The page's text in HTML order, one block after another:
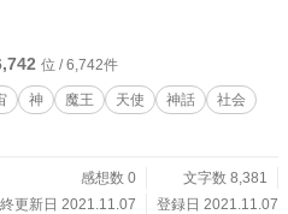
病、戦争など厄災の象徴でもありまし
は神魔の如き技術の力を持ち、厄災も自
ります。 我々は〝責任ある神々〟となっ
．N．ハラリ）とも言われます。 それ
せん。 日本には、『泣いた赤
ります。 私はその本を読んだとき、鬼さ
位 / 6,742件
神 魔王 天使 神話
社会
感想数 0
文字数 8,381
更新日 2021.11.07
登録日 2021.11.07